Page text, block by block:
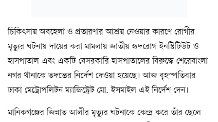
চিকিৎসায় অবহেলা ও প্রতারণার আশ্রয় নেওয়ার কারণে রোগীর
মৃত্যুর ঘটনায় দায়ের করা মামলায় জাতীয় হৃদরোগ ইনস্টিটিউট ও
হাসপাতাল এবং একটি বেসরকারি হাসপাতালের বিরুদ্ধে শেরেবাংলা
নগর থানাকে তদন্তের নির্দেশ দেওয়া হয়েছে। আজ বৃহস্পতিবার
ঢাকা মেট্রোপলিটন ম্যাজিস্ট্রেট মো. ইসমাইল এই নির্দেশ দেন।
মানিকগঞ্জের জিন্নাত আলীর মৃত্যুর ঘটনাকে কেন্দ্র করে তাঁর ছেলে